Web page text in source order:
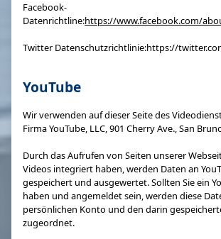
Facebook-
Datenrichtline:https://www.facebook.com/
Twitter Datenschutzrichtlinie:https://
YouTube
Wir verwenden auf dieser Seite des
Firma YouTube, LLC, 901 Cherry Ave., San
Durch das Aufrufen von Seiten unserer
Videos integriert haben, werden Daten an
gespeichert und ausgewertet. Sollten Sie ein
haben und angemeldet sein, werden diese
persönlichen Konto und den darin
zugeordnet.